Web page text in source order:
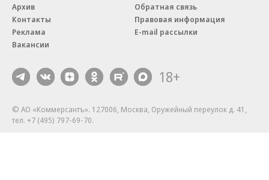
Архив
Контакты
Реклама
Вакансии
Обратная связь
Правовая информация
E-mail рассылки
18+
© АО «Коммерсантъ». 127006, Москва, Оружейный переулок д. 41,
тел. +7 (495) 797-69-70.